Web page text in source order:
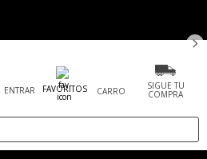
ENTRAR FAVORITOS SIGUE TU
COMPRA